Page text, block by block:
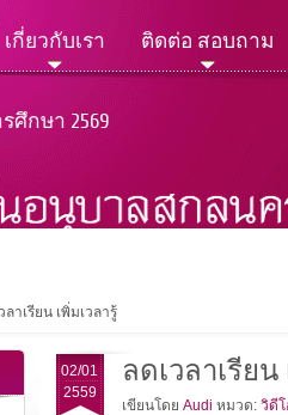
เกี่ยวกับเรา ติดต่อ สอบถาม
ศึกษา 2569
ลาเรียน เพิ่มเวลารู้
02/01
2559
ลดเวลาเรียน
เขียนโดย Audi หมวด: วิดีโ